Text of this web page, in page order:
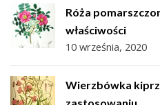
Róża
właściwości
10 września, 2020
Wierzbówka